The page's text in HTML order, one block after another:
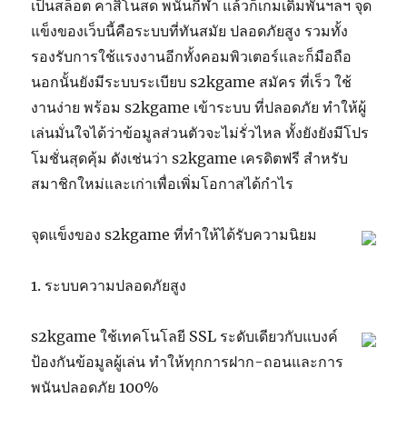
เป็นสล็อต คาสิโนสด พนันกีฬา แล้วก็เกมเดิมพันฯลฯ จุด
แข็งของเว็บนี้คือระบบที่ทันสมัย ปลอดภัยสูง รวมทั้ง
รองรับการใช้แรงงานอีกทั้งคอมพิวเตอร์และก็มือถือ
นอกนั้นยังมีระบบระเบียบ s2kgame สมัคร ที่เร็ว ใช้
งานง่าย พร้อม s2kgame เข้าระบบ ที่ปลอดภัย ทำให้ผู้
เล่นมั่นใจได้ว่าข้อมูลส่วนตัวจะไม่รั่วไหล ทั้งยังยังมีโปร
โมชั่นสุดคุ้ม ดังเช่นว่า s2kgame เครดิตฟรี สำหรับ
สมาชิกใหม่และเก่าเพื่อเพิ่มโอกาสได้กำไร
จุดแข็งของ s2kgame ที่ทำให้ได้รับความนิยม
1. ระบบความปลอดภัยสูง
s2kgame ใช้เทคโนโลยี SSL ระดับเดียวกับแบงค์
ป้องกันข้อมูลผู้เล่น ทำให้ทุกการฝาก-ถอนและการ
พนันปลอดภัย 100%